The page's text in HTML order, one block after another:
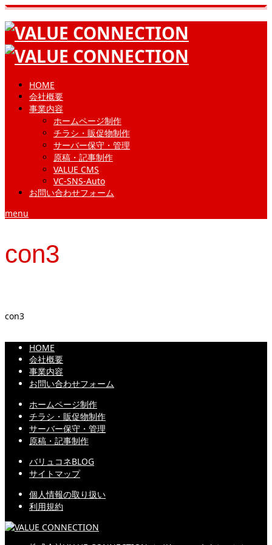
HOME
会社概要
事業内容
ホームページ制作
チラシ・販促物制作
サーバー保守・管理
原稿・記事制作
VALUE CMS
VC-SNS-Auto
お問い合わせフォーム
menu
con3
con3
HOME
会社概要
事業内容
お問い合わせフォーム
ホームページ制作
チラシ・販促物制作
サーバー保守・管理
原稿・記事制作
バリュコネBLOG
サイトマップ
個人情報の取り扱い
利用規約